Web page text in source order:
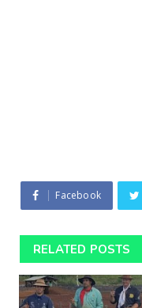
Facebook
RELATED POSTS